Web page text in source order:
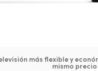
más flexible y
mismo